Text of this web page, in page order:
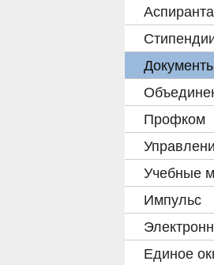
Профком
Учебные
Импульс
Единое